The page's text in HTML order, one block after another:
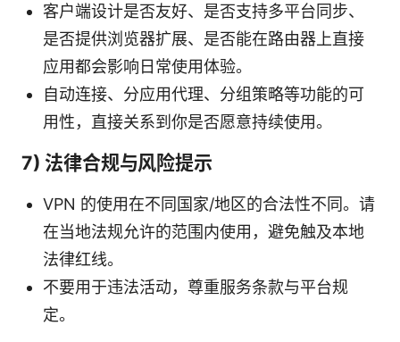
客户端设计是否友好、是否支持多平台同步、
是否提供浏览器扩展、是否能在路由器上直接
应用都会影响日常使用体验。
自动连接、分应用代理、分组策略等功能的可
用性，直接关系到你是否愿意持续使用。
7) 法律合规与风险提示
VPN 的使用在不同国家/地区的合法性不同。请
在当地法规允许的范围内使用，避免触及本地
法律红线。
不要用于违法活动，尊重服务条款与平台规
定。